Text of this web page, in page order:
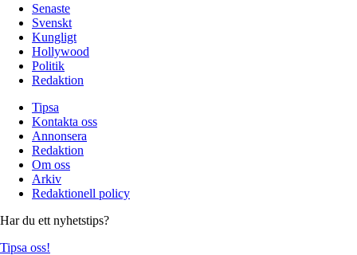
Senaste
Svenskt
Kungligt
Hollywood
Politik
Redaktion
Tipsa
Kontakta oss
Annonsera
Redaktion
Om oss
Arkiv
Redaktionell policy
Har du ett nyhetstips?
Tipsa oss!